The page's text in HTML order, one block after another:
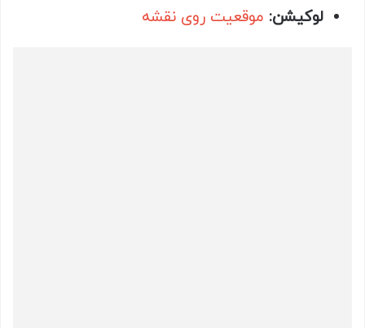
لوکیشن: موقعیت روی نقشه